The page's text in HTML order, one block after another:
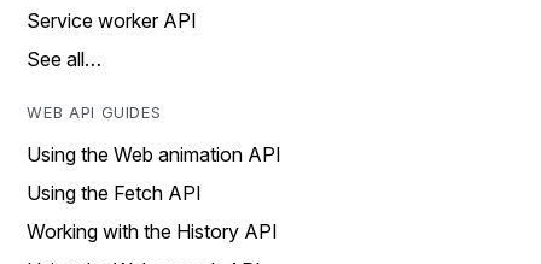
Service worker API
See all…
WEB API GUIDES
Using the Web animation API
Using the Fetch API
Working with the History API